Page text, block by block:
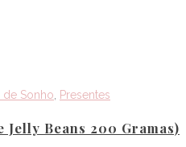
de Sonho, Presentes
Beans 200 Gramas)